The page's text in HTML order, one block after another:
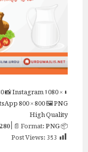
⬇ Original
📸 Instagram1080 ×
800 × 800🖼 PNG
High Quality
📦 Size:
| 📄 Format:PNG
Post Views:353